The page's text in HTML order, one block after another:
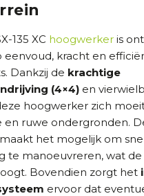
135 XC hoogwerker is
eenvoud, kracht en
Dankzij de krachtige
(4×4) en
hoogwerker zich
en ruwe ondergronden.
het mogelijk om
te manoeuvreren, wat
Bovendien zorgt het
ervoor dat